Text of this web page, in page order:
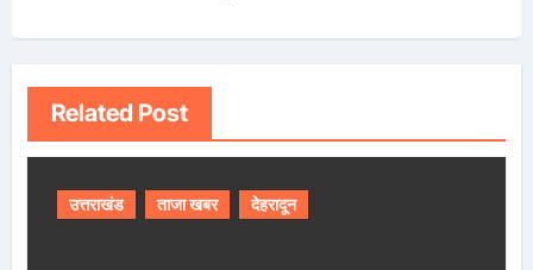
Related Post
उत्तराखंड ताजा खबर देहरादून